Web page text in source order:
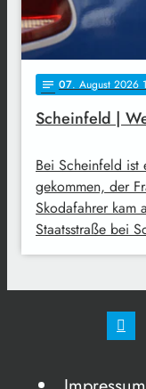
notes 07. August 2026
Scheinfeld |
Bei Scheinfeld ist
gekommen, der
Skodafahrer kam
Staatsstraße bei